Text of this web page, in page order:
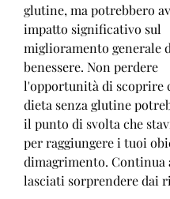
glutine, ma potrebbero
impatto significativo sul
miglioramento generale
benessere. Non perdere
l'opportunità di scoprire
dieta senza glutine
il punto di svolta che
per raggiungere i tuoi
dimagrimento. Continua
lasciati sorprendere dai